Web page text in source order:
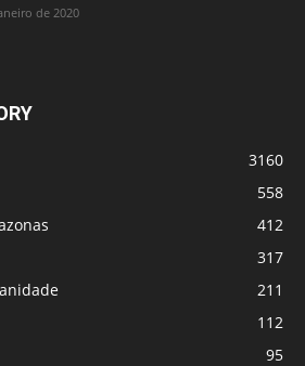
de 2020
3160
558
412
317
211
112
95